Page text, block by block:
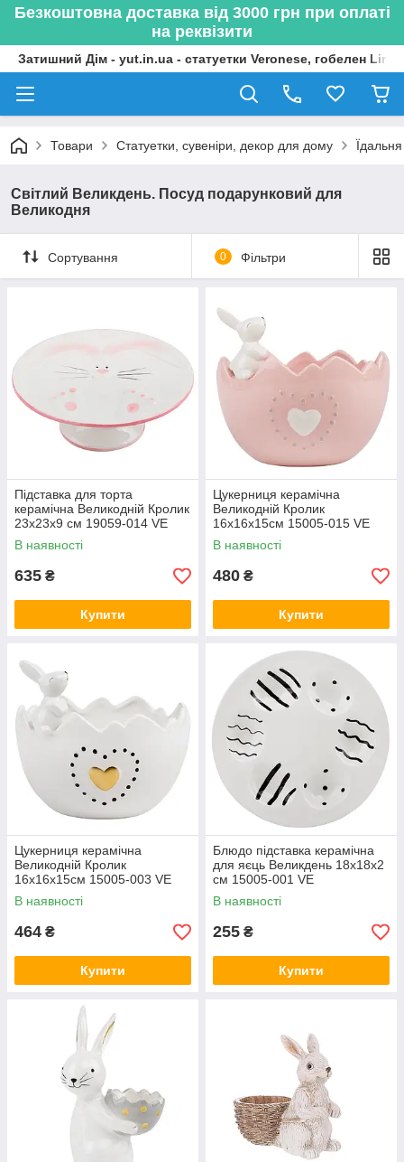
Безкоштовна доставка від 3000 грн при оплаті
на реквізити
Затишний Дім - yut.in.ua - статуетки Veronese, гобелен
Товари Статуетки, сувеніри, декор для дому
Світлий Великдень. Посуд подарунковий для
Великодня
Сортування 0 Фільтри
Підставка для торта
керамічна Великодній Кролик
23х23х9 см 19059-014 VE
В наявності
635 ₴
Купити
Цукерниця керамічна
Великодній Кролик
16х16х15см 15005-015 VE
В наявності
480 ₴
Купити
Цукерниця керамічна
Великодній Кролик
16х16х15см 15005-003 VE
В наявності
464 ₴
Купити
Блюдо підставка керамічна
для яєць Великдень 18х18х2
см 15005-001 VE
В наявності
255 ₴
Купити